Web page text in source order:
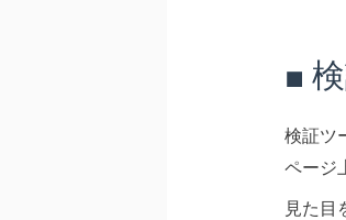
■
検証ツ
ページ
見た目